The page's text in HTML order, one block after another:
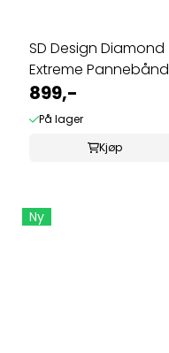
SD Design Diamond
Extreme Pannebånd
R1675
899,-
På lager
Kjøp
Ny